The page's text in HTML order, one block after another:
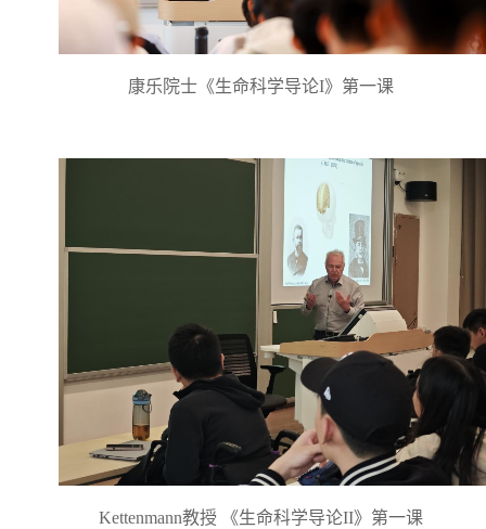
康乐院士《生命科学导论I》第一课
Kettenmann教授 《生命科学导论II》第一课